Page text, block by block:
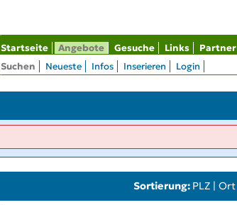
Startseite
Angebote
Suchen
Neueste Infos Inserieren Login
Gesuche Links Partner
Sortierung: PLZ |Ort